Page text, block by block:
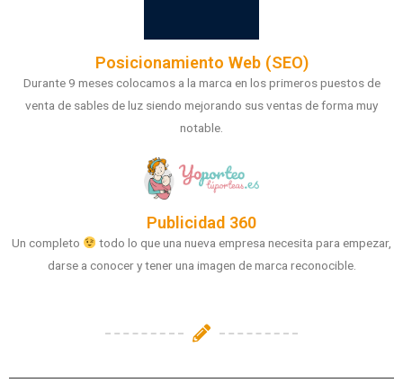
Posicionamiento Web (SEO)
Durante 9 meses colocamos a la marca en los primeros puestos de
venta de sables de luz siendo mejorando sus ventas de forma muy
notable.
Publicidad 360
Un completo
todo lo que una nueva empresa necesita para empezar,
darse a conocer y tener una imagen de marca reconocible.